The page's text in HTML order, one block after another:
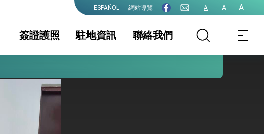
ESPAÑOL 網站導覽 A A A
簽證護照
領務資訊 護照
簽證
文件證明
駐地資訊
簽證及入境須知 駐地基本資料
生活資訊
消保及性平諮詢機
聯絡我們